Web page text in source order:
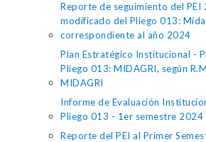
Reporte de seguimiento del
modificado del Pliego 013:
correspondiente al año 2024
Plan Estratégico Institucional -
Pliego 013: MIDAGRI, según
MIDAGRI
Informe de Evaluación
Pliego 013 - 1er semestre 2024
Reporte del PEI al Primer